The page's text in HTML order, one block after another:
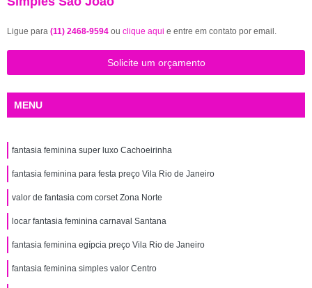
Ligue para (11) 2468-9594 ou clique aqui e entre em contato por email.
Solicite um orçamento
MENU
fantasia feminina super luxo Cachoeirinha
fantasia feminina para festa preço Vila Rio de Janeiro
valor de fantasia com corset Zona Norte
locar fantasia feminina carnaval Santana
fantasia feminina egípcia preço Vila Rio de Janeiro
fantasia feminina simples valor Centro